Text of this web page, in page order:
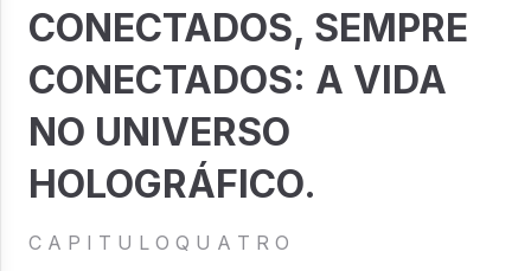
CONECTADOS, SEMPRE
CONECTADOS: A VIDA
NO UNIVERSO
HOLOGRÁFICO.
C A P I T U L O Q U A T R O